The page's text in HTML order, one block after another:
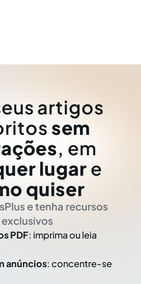
artigos
sem
, em
lugar e
quiser
e tenha recursos
exclusivos
PDF: imprima ou leia
anúncios: concentre-se